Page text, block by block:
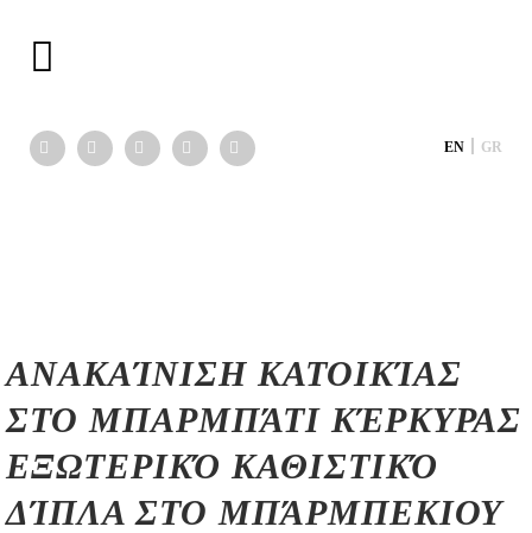
EN GR
ΑΝΑΚΑΊΝΙΣΗ ΚΑΤΟΙΚΊΑΣ
ΣΤΟ ΜΠΑΡΜΠΆΤΙ ΚΈΡΚΥΡΑΣ
ΕΞΩΤΕΡΙΚΌ ΚΑΘΙΣΤΙΚΌ
ΔΊΠΛΑ ΣΤΟ ΜΠΆΡΜΠΕΚΙΟΥ